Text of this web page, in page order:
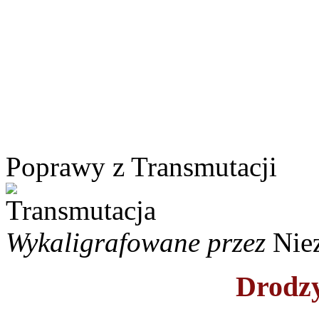
Poprawy z Transmutacji
Wykaligrafowane przez